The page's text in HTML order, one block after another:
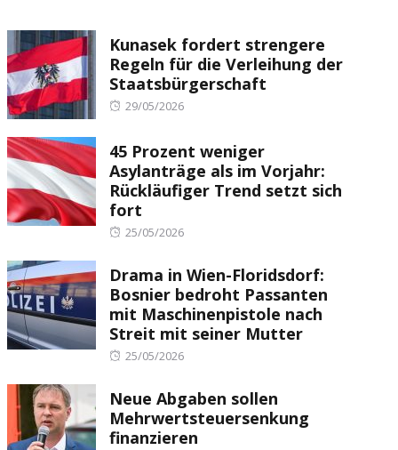
Kunasek fordert strengere
Regeln für die Verleihung der
Staatsbürgerschaft
Posted
29/05/2026
45 Prozent weniger
Asylanträge als im Vorjahr:
Rückläufiger Trend setzt sich
fort
Posted
25/05/2026
Drama in Wien-Floridsdorf:
Bosnier bedroht Passanten
mit Maschinenpistole nach
Streit mit seiner Mutter
Posted
25/05/2026
Neue Abgaben sollen
Mehrwertsteuersenkung
finanzieren